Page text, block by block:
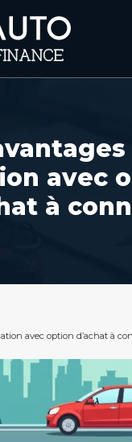
avec
à
avec option d’achat à